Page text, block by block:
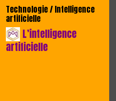
Technologie / Intelligence
artificielle
L’intelligence
artificielle